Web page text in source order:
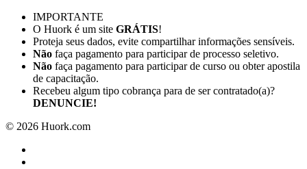
IMPORTANTE
O Huork é um site GRÁTIS!
Proteja seus dados, evite compartilhar informações sensíveis.
Não faça pagamento para participar de processo seletivo.
Não faça pagamento para participar de curso ou obter apostila
de capacitação.
Recebeu algum tipo cobrança para de ser contratado(a)?
DENUNCIE!
© 2026 Huork.com